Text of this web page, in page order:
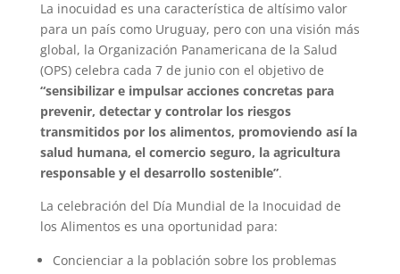
La inocuidad es una característica de altísimo valor
para un país como Uruguay, pero con una visión más
global, la Organización Panamericana de la Salud
(OPS) celebra cada 7 de junio con el objetivo de
“sensibilizar e impulsar acciones concretas para
prevenir, detectar y controlar los riesgos
transmitidos por los alimentos, promoviendo así la
salud humana, el comercio seguro, la agricultura
responsable y el desarrollo sostenible”.
La celebración del Día Mundial de la Inocuidad de
los Alimentos es una oportunidad para:
Concienciar a la población sobre los problemas